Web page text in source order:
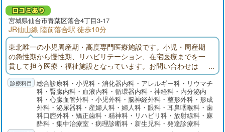
宮城県仙台市青葉区落合4丁目3-17
JR仙山線 陸前落合駅 徒歩10分
東北唯一の小児周産期・高度専門医療施設です。小児・周産期
の急性期から慢性期、リハビリテーション、在宅医療までを一
貫して担う医療・福祉施設となっています。お問い合わせは
ナビダイヤル 0570-003-876
総合診療科・小児科・消化器内科・アレルギー科・リウマチ
科・腎臓内科・血液内科・循環器内科・神経科・内分泌内
科・心臓血管外科・小児外科・脳神経外科・整形外科・形成
外科・泌尿器科・産婦人科・婦人科・眼科・耳鼻咽喉科・歯
科口腔外科・矯正歯科・精神科・リハビリ科・放射線科・麻
酔科・集中治療室・病理診断科・新生児科・発達診療科